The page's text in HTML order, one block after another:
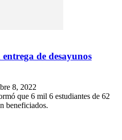
de desayunos
8, 2022
que 6 mil 6 estudiantes de 62
beneficiados.